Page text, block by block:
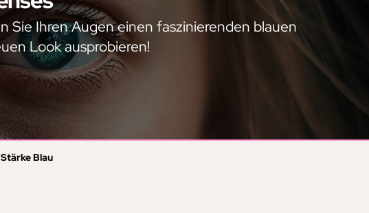
Sie Ihren Augen einen faszinierenden blauen
Look ausprobieren!
Blau